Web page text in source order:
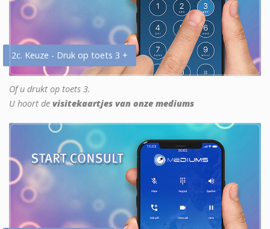
2c. Keuze - Druk op toets 3 +
Of u drukt op toets 3.
U hoort de visitekaartjes van onze mediums